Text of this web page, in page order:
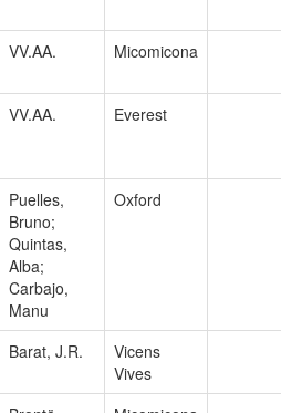
VV.AA. Micomicona
VV.AA. Everest
Puelles,
Bruno;
Quintas,
Alba;
Carbajo,
Manu
Oxford
Barat, J.R.
Vicens
Vives